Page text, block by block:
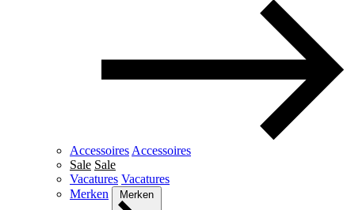
Accessoires Accessoires
Sale Sale
Vacatures Vacatures
Merken
Merken